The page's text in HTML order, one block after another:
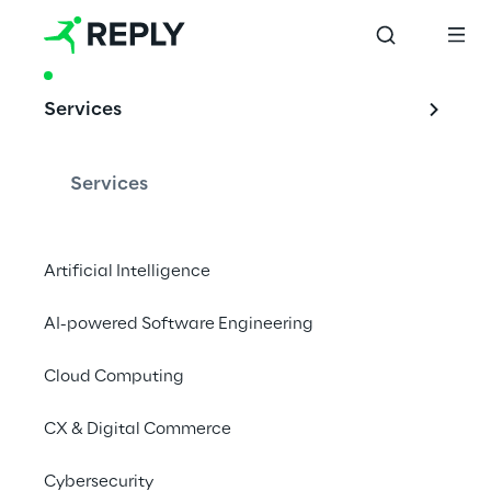
Services
Services
Artificial Intelligence
AI-powered Software Engineering
Cloud Computing
CX & Digital Commerce
Cybersecurity
3D Platform
von Reply das volle Potenzial von 3D im
Produktentwicklungsprozess und führen Sie
Zwillinge.
Produktentwicklung mit